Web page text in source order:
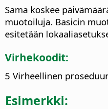
Sama koskee
muotoiluja. Basicin
esitetään
Virhekoodit:
5 Virheellinen
Esimerkki: